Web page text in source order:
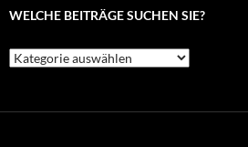
WELCHE BEITRÄGE SUCHEN SIE?
Welche
Beiträge